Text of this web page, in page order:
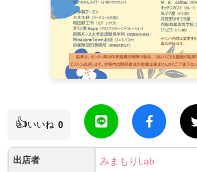
👍いいね 0
出店者 みまもりLab